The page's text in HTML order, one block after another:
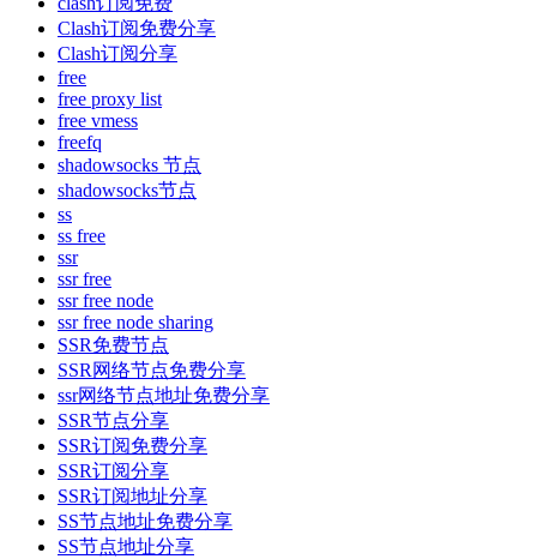
Clash订阅免费分享
Clash订阅分享
free
free proxy list
free vmess
freefq
shadowsocks 节点
shadowsocks节点
ss
ss free
ssr
ssr free
ssr free node
ssr free node sharing
SSR免费节点
SSR网络节点免费分享
ssr网络节点地址免费分享
SSR节点分享
SSR订阅免费分享
SSR订阅分享
SSR订阅地址分享
SS节点地址免费分享
SS节点地址分享